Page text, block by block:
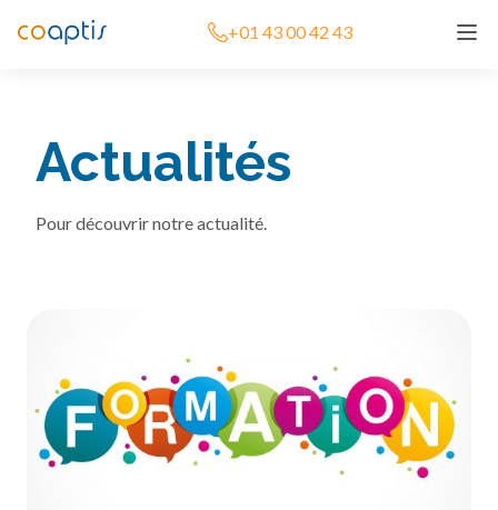
+01 43 00 42 43
Actualités
Pour découvrir notre actualité.